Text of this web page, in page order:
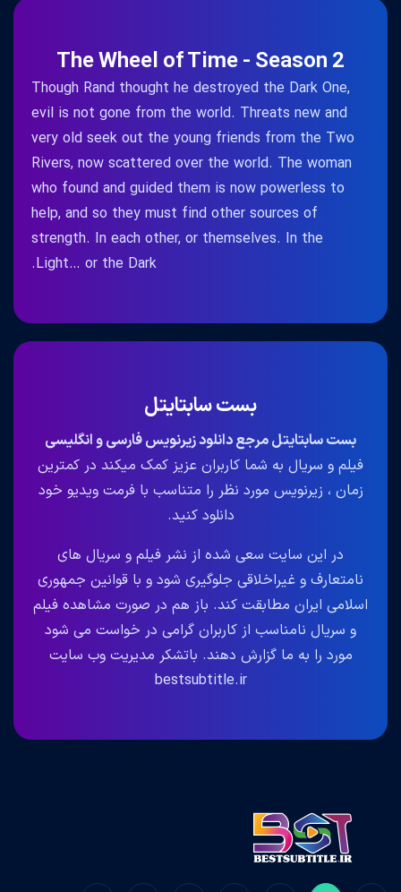
The Wheel of Time - Season 2
Though Rand thought he destroyed the Dark One,
evil is not gone from the world. Threats new and
very old seek out the young friends from the Two
Rivers, now scattered over the world. The woman
who found and guided them is now powerless to
help, and so they must find other sources of
strength. In each other, or themselves. In the
Light… or the Dark.
بست سابتایتل
بست سابتایتل مرجع دانلود زیرنویس فارسی و انگلیسی
فیلم و سریال به شما کاربران عزیز کمک میکند در کمترین
زمان ، زیرنویس مورد نظر را متناسب با فرمت ویدیو خود
دانلود کنید.
در این سایت سعی شده از نشر فیلم و سریال های
نامتعارف و غیراخلاقی جلوگیری شود و با قوانین جمهوری
اسلامی ایران مطابقت کند. باز هم در صورت مشاهده فیلم
و سریال نامناسب از کاربران گرامی در خواست می شود
مورد را به ما گزارش دهند. باتشکر مدیریت وب سایت
bestsubtitle.ir